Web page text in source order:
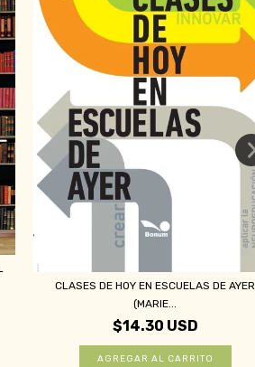
CLASES DE HOY EN ESCUELAS DE AYER
(MARIE...
$14.30 USD